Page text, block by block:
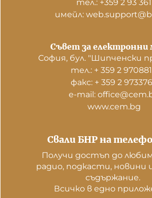
тел.: +359 2 93 361
имейл:
Свали БНР на
Получи достъп до
радио, подкасти, новини
съдържание.
Всичко в едно
Съвет за електронни
София, бул. "Шипченски
тел.: + 359 2
факс: + 359 2
е-mail:
www.cem.bg